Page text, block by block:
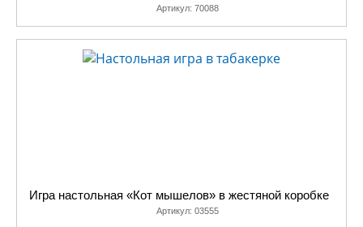
Артикул: 70088
Игра настольная «Кот мышелов» в жестяной коробке
Артикул: 03555